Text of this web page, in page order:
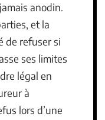
anodin.
et la
de refuser si
ses limites
légal en
à
lors d’une